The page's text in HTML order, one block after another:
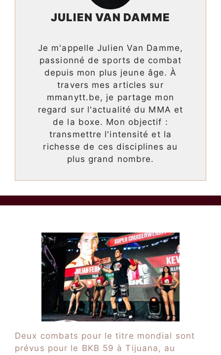
JULIEN VAN DAMME
Je m'appelle Julien Van Damme,
passionné de sports de combat
depuis mon plus jeune âge. À
travers mes articles sur
mmanytt.be, je partage mon
regard sur l'actualité du MMA et
de la boxe. Mon objectif :
transmettre l'intensité et la
richesse de ces disciplines au
plus grand nombre.
Deux combats pour le titre mondial sont
prévus pour le BKB 59 à Tijuana, au